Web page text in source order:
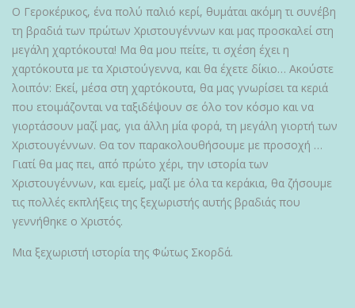
Ο Γεροκέρικος, ένα πολύ παλιό κερί, θυμάται ακόμη τι συνέβη
τη βραδιά των πρώτων Χριστουγέννων και μας προσκαλεί στη
μεγάλη χαρτόκουτα! Μα θα μου πείτε, τι σχέση έχει η
χαρτόκουτα με τα Χριστούγεννα, και θα έχετε δίκιο… Ακούστε
λοιπόν: Εκεί, μέσα στη χαρτόκουτα, θα μας γνωρίσει τα κεριά
που ετοιμάζονται να ταξιδέψουν σε όλο τον κόσμο και να
γιορτάσουν μαζί μας, για άλλη μία φορά, τη μεγάλη γιορτή των
Χριστουγέννων. Θα τον παρακολουθήσουμε με προσοχή …
Γιατί θα μας πει, από πρώτο χέρι, την ιστορία των
Χριστουγέννων, και εμείς, μαζί με όλα τα κεράκια, θα ζήσουμε
τις πολλές εκπλήξεις της ξεχωριστής αυτής βραδιάς που
γεννήθηκε ο Χριστός.
Μια ξεχωριστή ιστορία της Φώτως Σκορδά.